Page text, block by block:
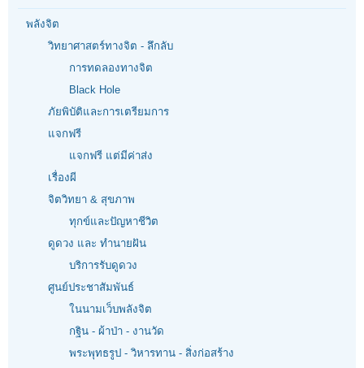
พลังจิต
วิทยาศาสตร์ทางจิต - ลึกลับ
การทดลองทางจิต
Black Hole
ภัยพิบัติและการเตรียมการ
แจกฟรี
แจกฟรี แต่มีค่าส่ง
เรื่องผี
จิตวิทยา & สุขภาพ
ทุกข์และปัญหาชีวิต
ดูดวง และ ทำนายฝัน
บริการรับดูดวง
ศูนย์ประชาสัมพันธ์
ในนามเว็บพลังจิต
กฐิน - ผ้าป่า - งานวัด
พระพุทธรูป - วิหารทาน - สิ่งก่อสร้าง